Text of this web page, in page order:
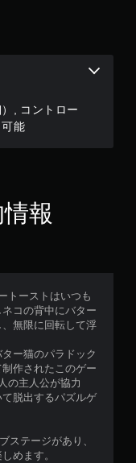
, コントロー
能
報
トーストはいつも
コの背中にバター
無限に回転して浮
ー猫のパラドック
作されたこのゲー
の主人公が協力
脱出するパズルゲ
ステージがあり、
めます。